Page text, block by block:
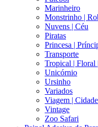
Marinheiro
Monstrinho |
Nuvens | Céu
Piratas
Princesa |
Transporte
Tropical | Floral
Unicórnio
Ursinho
Variados
Viagem |
Vintage
Zoo Safari